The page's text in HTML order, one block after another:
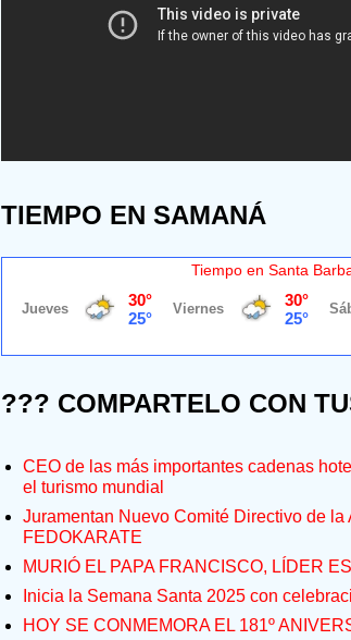
TIEMPO EN SAMANÁ
Tiempo en Santa
??? COMPARTELO CON
CEO de las más importantes cadenas
el turismo mundial
Juramentan Nuevo Comité Directivo de
FEDOKARATE
MURIÓ EL PAPA FRANCISCO, LÍDER
Inicia la Semana Santa 2025 con
HOY SE CONMEMORA EL 181º